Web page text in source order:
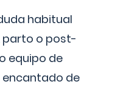
habitual
o post-
equipo de
de